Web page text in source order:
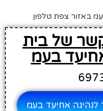
באזור צפת טלפון
של בית
בעמ
אחיעד בעמ